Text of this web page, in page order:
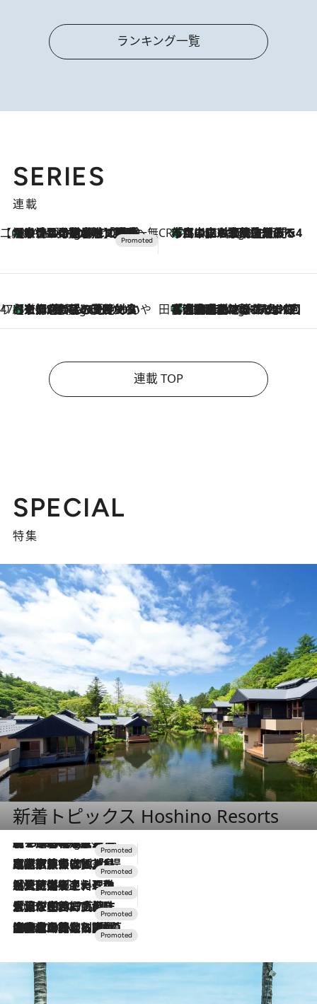
ランキング一覧
SERIES
連載
【CREA×星野リゾート】唯一無二。癒しと発見が待つ場所へ
1 Hour Ago
【トンボの足水浴】ヒノキの香りに包まれて涼感マックス！約13℃の湧水かけ流しを避暑地「星野温泉 トンボの湯」で体験 CREA'S CHOICE
3 Hours Ago
「立川にも歌舞伎があるんだよ」 片岡仁左衛門・市川中車ら豪華座組みで4年目の立川立飛歌舞伎へ
47都道府県の手みやげ ひんやりスイーツで夏を満喫
3 Hours Ago
【京都府】この夏絶対食べたい 冷やしておいしいおやつ3選 ひと口目から心を掴む新緑のテリーヌ 田中稲の勝手に再ブーム
8 Hours Ago
「湘南乃風に憧れて」観客大盛上がりの“タオル回し”に、ラッパー顔負けの高速歌唱まで…さだまさし（74）のアグレッシブすぎる現在地
連載 TOP
SPECIAL
特集
新着トピックス Hoshino Resorts
1 Hour Ago
【トンボの足水浴】ヒノキの香りに包まれて涼感マックス！約13℃の湧水かけ流しを避暑地「星野温泉 トンボの湯」で体験
2026.7.31
【ホテル帰省】という選択肢をOMOが提案。家族とほどよい距離を保つには「昼は実家、夜は気兼ねなくホテルで！」
2026.7.24
【夏限定ディナーコース】旬を迎える稚鮎や花ズッキーニなどをイタリア・トスカーナの郷土料理の手法で満喫！
2026.7.17
「土佐和ハーブかき氷」がOMO7高知に登場！生姜、山椒、大葉など目にも舌にも涼を呼ぶ郷土の味
2026.7.10
NEW OPEN！【界 草津】名湯の地に誕生。趣の異なる2種の温泉と上州ならではの会席・蕎麦割烹など美食を味わう究極の癒やし旅